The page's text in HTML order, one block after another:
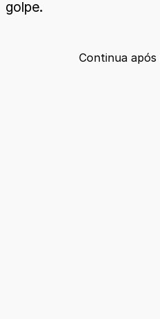
golpe.
Continua após